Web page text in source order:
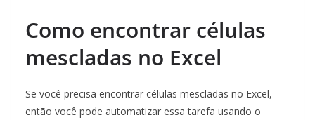
Como encontrar células
mescladas no Excel
Se você precisa encontrar células mescladas no Excel,
então você pode automatizar essa tarefa usando o